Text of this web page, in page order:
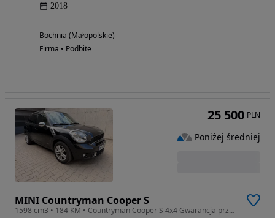
2018
Bochnia (Małopolskie)
Firma • Podbite
MINI Countryman Cooper S
1598 cm3 • 184 KM • Countryman Cooper S 4x4 Gwarancja przebiegu - 100%
25 500 PLN
Poniżej średniej